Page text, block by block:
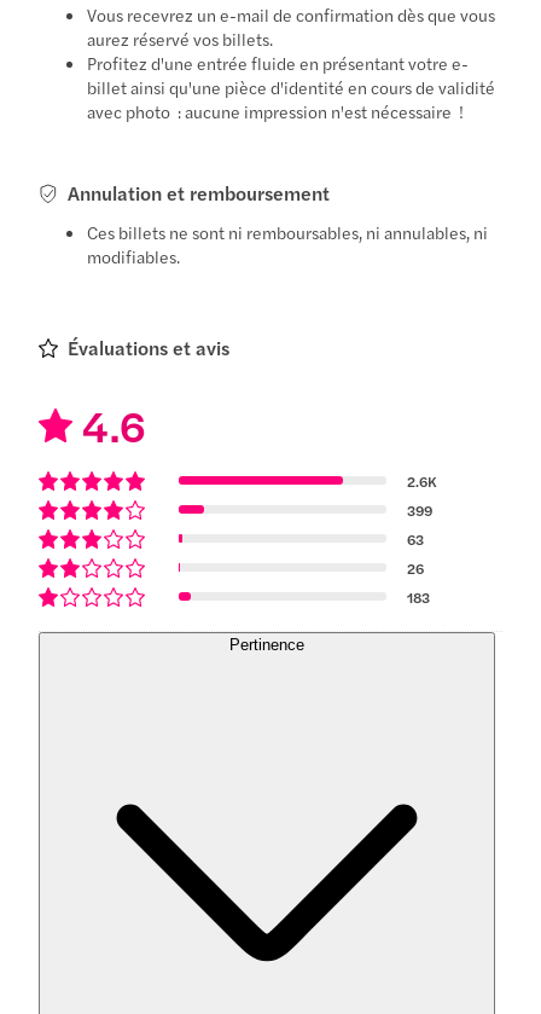
Vous recevrez un e-mail de confirmation dès que vous
aurez réservé vos billets.
Profitez d'une entrée fluide en présentant votre e-
billet ainsi qu'une pièce d'identité en cours de validité
avec photo : aucune impression n'est nécessaire !
Annulation et remboursement
Ces billets ne sont ni remboursables, ni annulables, ni
modifiables.
Évaluations et avis
4.6
2.6K
399
63
26
183
Pertinence